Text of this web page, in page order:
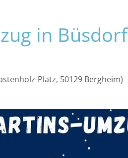
in Büsdorf
Platz, 50129 Bergheim)